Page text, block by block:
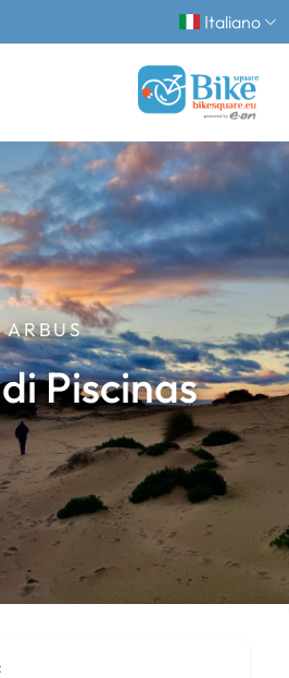
Italiano
ARBUS
Piscinas